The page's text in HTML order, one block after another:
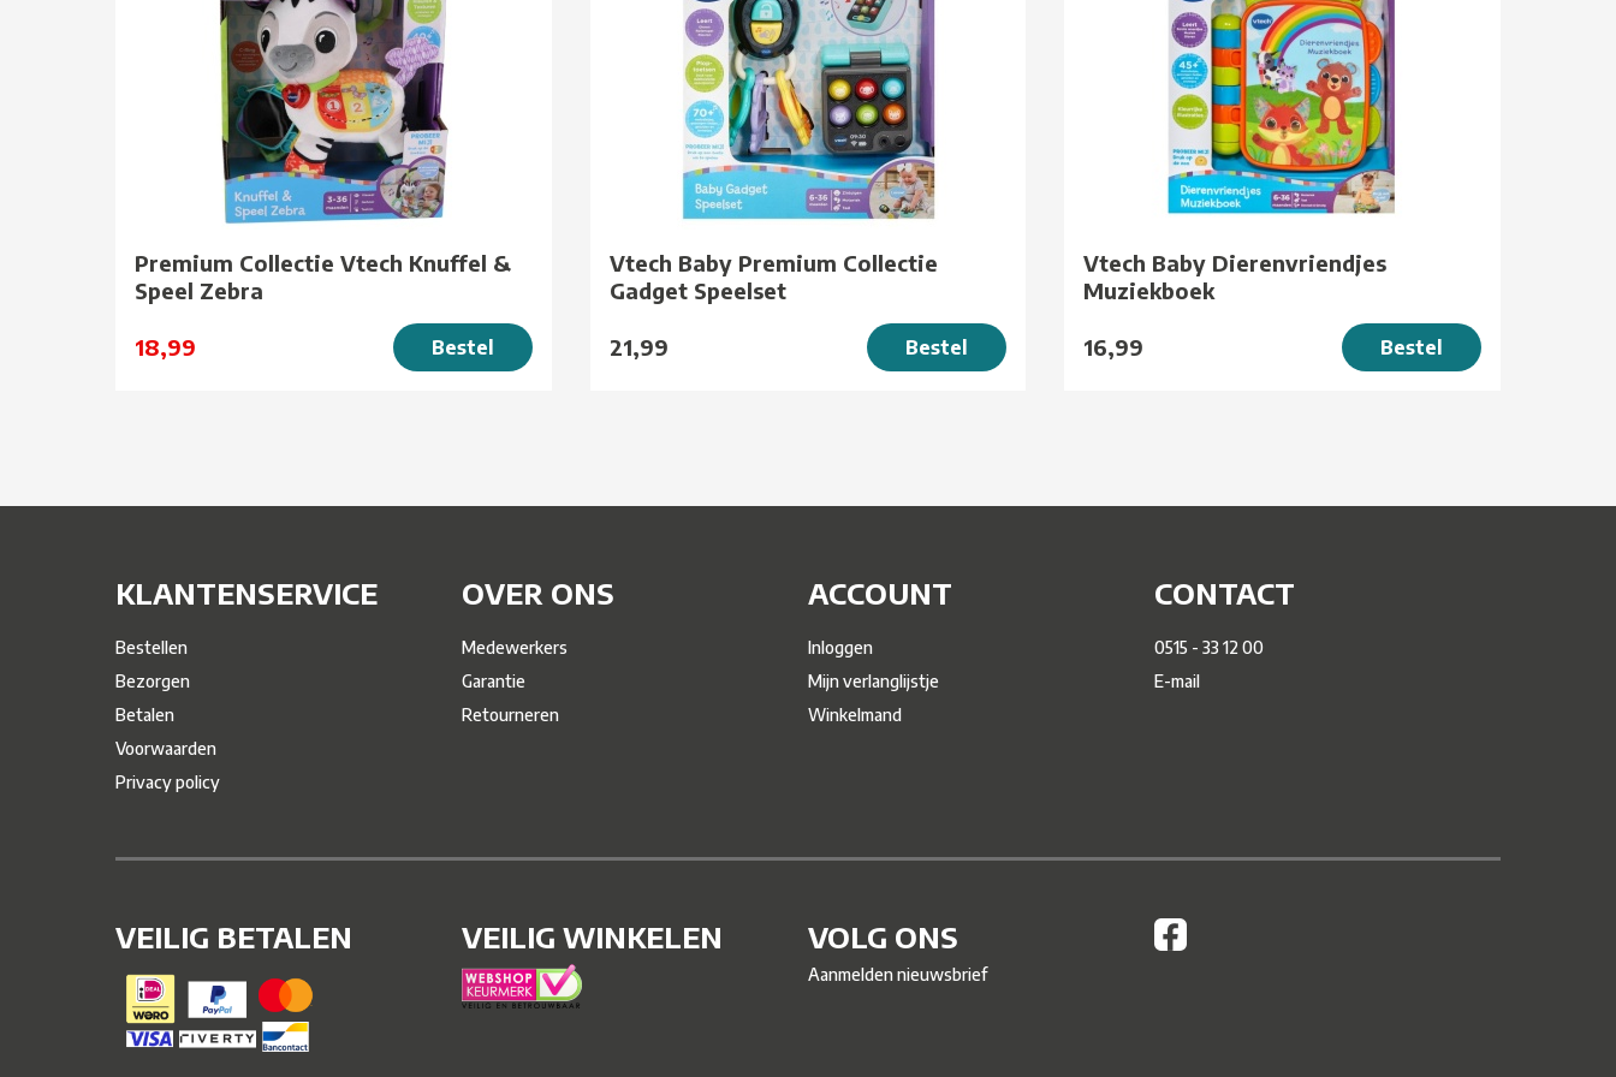
Premium Collectie Vtech Knuffel &
Speel Zebra
18,99 Bestel
Vtech Baby Premium Collectie
Gadget Speelset
21,99 Bestel
Vtech Baby Dierenvriendjes
Muziekboek
16,99 Bestel
KLANTENSERVICE
Bestellen
Bezorgen
Betalen
Voorwaarden
Privacy policy
OVER ONS
Medewerkers
Garantie
Retourneren
ACCOUNT
Inloggen
Mijn verlanglijstje
Winkelmand
CONTACT
0515 - 33 12 00
E-mail
VEILIG BETALEN VEILIG WINKELEN VOLG ONS
Aanmelden nieuwsbrief